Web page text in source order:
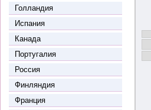
Голландия
Испания
Канада
Португалия
Россия
Финляндия
Франция